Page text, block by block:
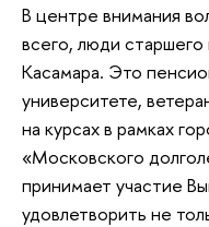
В центре внимания
всего, люди старшего
Касамара. Это
университете,
на курсах в рамках
«Московского
принимает участие
удовлетворить не